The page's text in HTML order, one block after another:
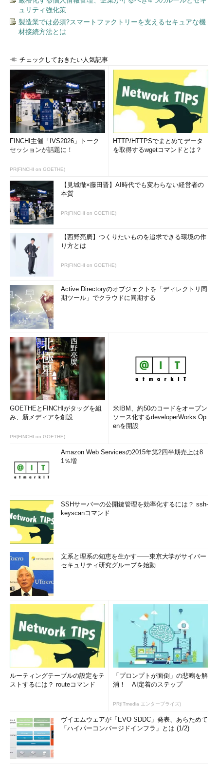
net send
指定されたユーザーやコンピュータに対するメッセージの送信
コンフィギュレーション／統計関連
net config
サーバ・サービス（リソースの公開サービス）やワークステー
net
statistics
ネットワーク・プロトコルやリソースの公開／共有サービスに
対する統計情報の表示
net time
時間情報の表示や外部との同期
ヘルプ関連
net help
各コマンドの使い方の表示
net
helpmsg
Windowsのエラー番号に対する詳しいエラーメッセージの表示
netサブコマンドの概要
●Netコマンドのヘルプ
netの持つ各サブコマンドの意味やその詳細はWindowsに付属
のヘルプ･ファイルに詳しいので、まずは一読しておくことを薦
める。Windows 2000ならば、［スタート］メニューの［ヘル
プ］を表示させ、「目次」から「リファレンス」－「Windows
2000コマンド リファレンス メイン ページ」を表示させ、「N」
の「netコマンド」の項を参照していただきたい。Windows XP
ならば、［スタート］メニューから［ヘルプとサポート］を起動
し、左側の「ヘルプトピックを選びます」でどれでもよいから1
つ選んでクリックする。すると、画面の左下に「関連項目」とい
うペインが表示されるので、その中から「ツール」を選んでクリ
ックする。そして、その上側に表示される「ツール」の一覧から
「コマンド ライン リファレンス」を選び、「N」の項にある
●サブコマンドの使い方の表示
各コマンドの一覧や簡単な解説、そしてパラメータなどについ
ては、netコマンド自身に表示させることもできる。
一番簡単な表示方法は、先に例としてあげたように、単に
「net」というコマンドを入力するだけである。これで一番短い
形式の一覧表示が得られる。もう少し詳しい表示をさせる方法と
して「net help」を実行するという方法がある。
C:\>
net help
このコマンドの構文は次のとおりです:
NET HELP
コマンド
-または-
NET コマンド /HELP
指定できるコマンドは、次のとおりです。
NET ACCOUNTS NET HELP NET SHARE
NET COMPUTER NET HELPMSG NET START
STATISTICS
NET CONFIG SERVER NET NAME NET STOP
NET CONFIG WORKSTATION NET PAUSE NET
TIME
NET CONTINUE NET PRINT NET USE
NET FILE NET SEND NET USER
NET GROUP NET SESSION NET VIEW
NET HELP SERVICES は、開始できるサービスの一覧を表示
NET HELP SYNTAX は、NET HELP の構文の表記規則を表示
します。
NET HELP コマンド | MORE で、ヘルプを 1 画面ずつ表示し
ます。
ュリティ強化策
製造業では必須?スマートファクトリーを支えるセキュアな機
材接続方法とは
チェックしておきたい人気記事
FINCHI主催「IVS2026」トーク
セッションが話題に！
PR(FINCHI on GOETHE)
HTTP/HTTPSでまとめてデータ
を取得するwgetコマンドとは？
【見城徹×藤田晋】AI時代でも変わらない経営者の
本質
PR(FINCHI on GOETHE)
【西野亮廣】つくりたいものを追求できる環境の作
り方とは
PR(FINCHI on GOETHE)
Active Directoryのオブジェクトを「ディレクトリ同
期ツール」でクラウドに同期する
GOETHEとFINCHIがタッグを組
み、新メディアを創設
PR(FINCHI on GOETHE)
米IBM、約50のコードをオープン
ソース化するdeveloperWorks Op
enを開設
Amazon Web Servicesの2015年第2四半期売上は8
1％増
SSHサーバーの公開鍵管理を効率化するには？ ssh-
keyscanコマンド
文系と理系の知恵を生かす――東京大学がサイバー
セキュリティ研究グループを始動
ルーティングテーブルの設定をテ
ストするには？ routeコマンド
「プロンプトが面倒」の悲鳴を解
消！ AI定着のステップ
PR(ITmedia エンタープライズ)
ヴイエムウェアが「EVO SDDC」発表、あらためて
「ハイパーコンバージドインフラ」とは (1/2)